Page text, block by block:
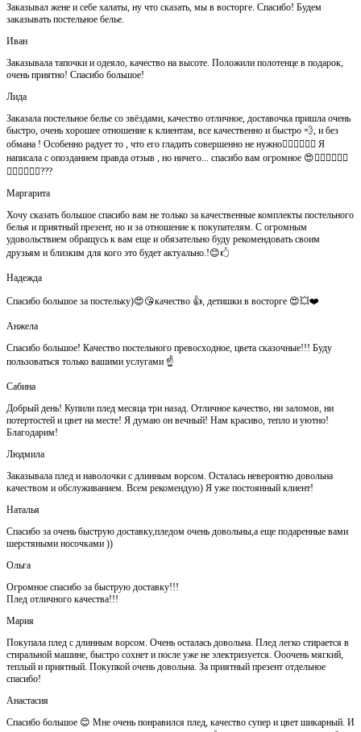
Заказывал жене и себе халаты, ну что сказать, мы в восторге. Спасибо! Будем
заказывать постельное белье.
Иван
Заказывала тапочки и одеяло, качество на высоте. Положили полотенце в подарок,
очень приятно! Спасибо большое!
Лида
Заказала постельное белье со звёздами, качество отличное, доставочка пришла очень
быстро, очень хорошее отношение к клиентам, все качественно и быстро 💨, и без
обмана ! Особенно радует то , что его гладить совершенно не нужно👍🏻👍🏻🙈😄 Я
написала с опозданием правда отзыв , но ничего... спасибо вам огромное 😍👍🏻👍🏻👏🏻
👌🏻👌🏻👌🏻???
Маргарита
Хочу сказать большое спасибо вам не только за качественные комплекты постельного
белья и приятный презент, но и за отношение к покупателям. С огромным
удовольствием обращусь к вам еще и обязательно буду рекомендовать своим
друзьям и близким для кого это будет актуально.!😊🖒
Надежда
Спасибо большое за постельку)😍😘качество 👍, детишки в восторге 😍💥❤️
Анжела
Спасибо большое! Качество постельного превосходное, цвета сказочные!!! Буду
пользоваться только вашими услугами ☝️
Сабина
Добрый день! Купили плед месяца три назад. Отличное качество, ни заломов, ни
потертостей и цвет на месте! Я думаю он вечный! Нам красиво, тепло и уютно!
Благодарим!
Людмила
Заказывала плед и наволочки с длинным ворсом. Осталась невероятно довольна
качеством и обслуживанием. Всем рекомендую) Я уже постоянный клиент!
Наталья
Спасибо за очень быструю доставку,пледом очень довольны,а еще подаренные вами
шерстяными носочками ))
Ольга
Огромное спасибо за быструю доставку!!!
Плед отличного качества!!!
Мария
Покупала плед с длинным ворсом. Очень осталась довольна. Плед легко стирается в
стиральной машине, быстро сохнет и после уже не электризуется. Ооочень мягкий,
теплый и приятный. Покупкой очень довольна. За приятный презент отдельное
спасибо!
Анастасия
Спасибо большое 😊 Мне очень понравился плед, качество супер и цвет шикарный. И